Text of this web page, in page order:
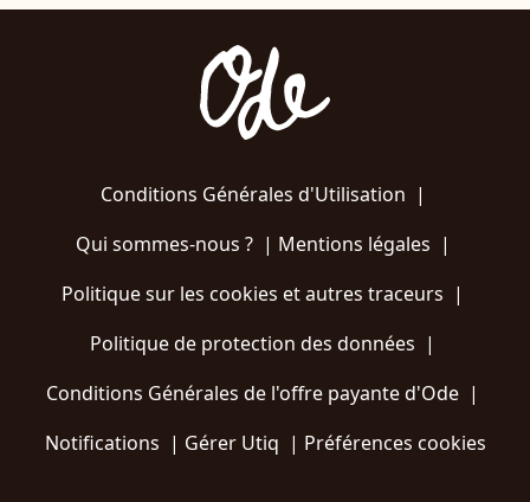
Conditions Générales d'Utilisation |
Qui sommes-nous ?| Mentions légales |
Politique sur les cookies et autres traceurs |
Politique de protection des données |
Conditions Générales de l'offre payante d'Ode |
Notifications | Gérer Utiq | Préférences cookies